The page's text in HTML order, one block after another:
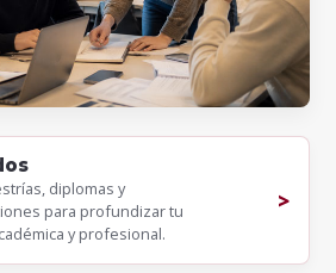
diplomas y
para profundizar tu
y profesional.